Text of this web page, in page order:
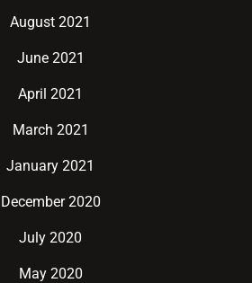
August 2021
June 2021
April 2021
March 2021
January 2021
December 2020
July 2020
May 2020